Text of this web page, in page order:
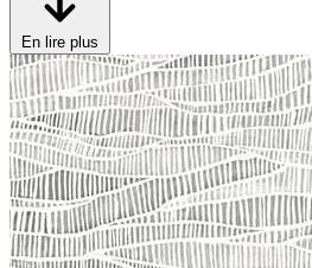
En lire plus